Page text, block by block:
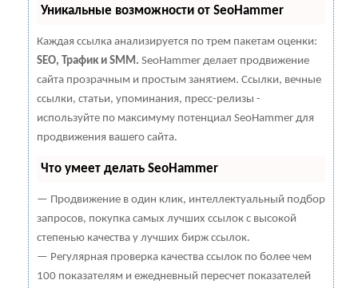
Уникальные возможности от SeoHammer
Каждая ссылка анализируется по трем пакетам оценки:
SEO, Трафик и SMM. SeoHammer делает продвижение
сайта прозрачным и простым занятием. Ссылки, вечные
ссылки, статьи, упоминания, пресс-релизы -
используйте по максимуму потенциал SeoHammer для
продвижения вашего сайта.
Что умеет делать SeoHammer
— Продвижение в один клик, интеллектуальный подбор
запросов, покупка самых лучших ссылок с высокой
степенью качества у лучших бирж ссылок.
— Регулярная проверка качества ссылок по более чем
100 показателям и ежедневный пересчет показателей